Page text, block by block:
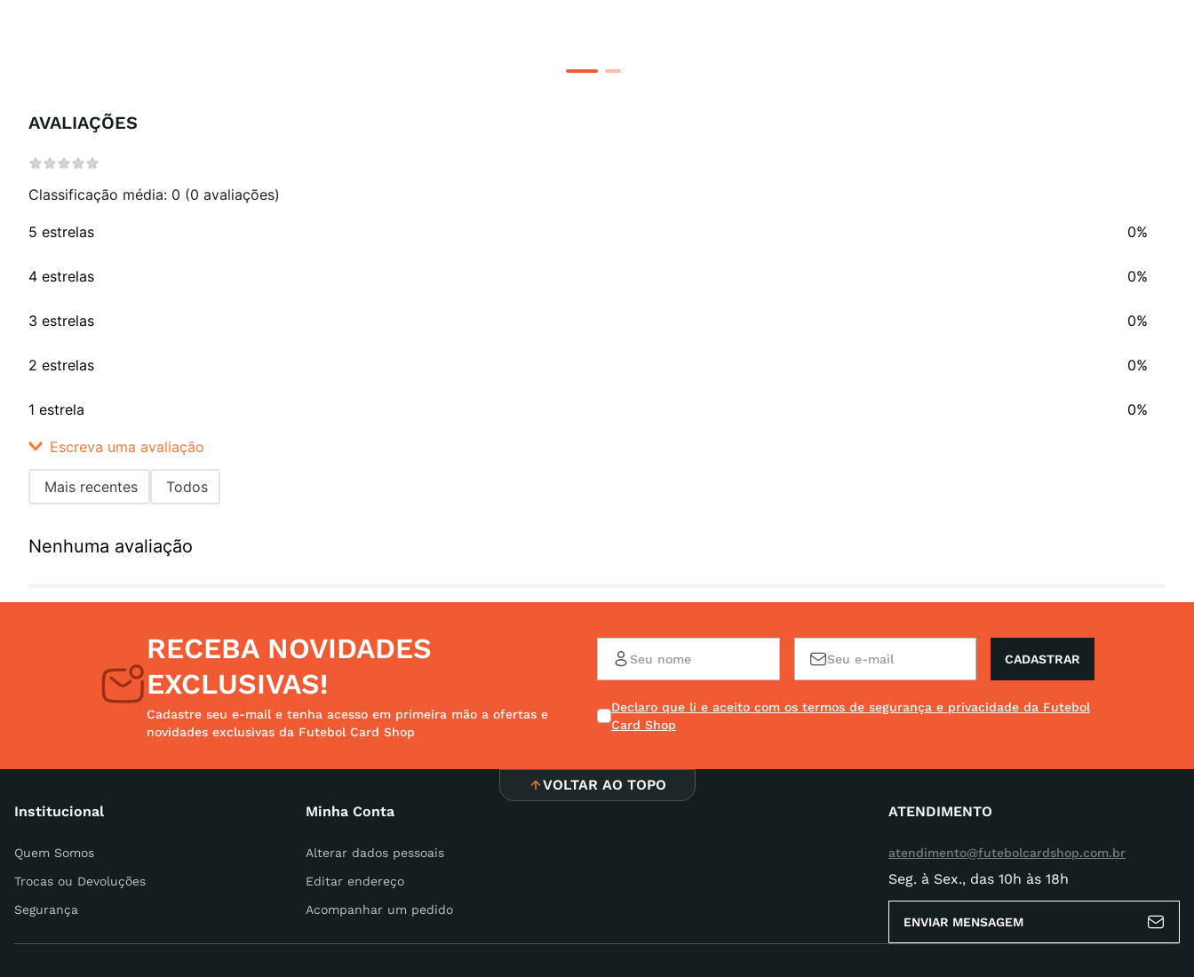
AVALIAÇÕES
Classificação média: 0 (0 avaliações)
5 estrelas 0%
4 estrelas 0%
3 estrelas 0%
2 estrelas 0%
1 estrela 0%
Escreva uma avaliação
Título
Seu nome
Escreva uma avaliação
Mais recentes Todos
Nenhuma avaliação
RECEBA NOVIDADES
EXCLUSIVAS!
Cadastre seu e-mail e tenha acesso em primeira mão a ofertas e
novidades exclusivas da Futebol Card Shop
CADASTRAR
Declaro que li e aceito com os termos de segurança e privacidade da Futebol
Card Shop
VOLTAR AO TOPO
Institucional
Quem Somos
Trocas ou Devoluções
Segurança
Minha Conta
Alterar dados pessoais
Editar endereço
Acompanhar um pedido
ATENDIMENTO
atendimento@futebolcardshop.com.br
Seg. à Sex., das 10h às 18h
ENVIAR MENSAGEM